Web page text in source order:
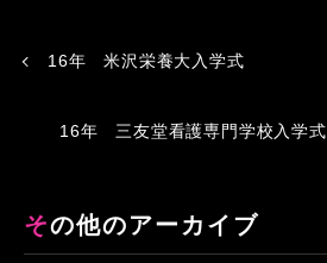
16年 米沢栄養大入学式
16年 三友堂看護専門学校入学式
その他のアーカイブ